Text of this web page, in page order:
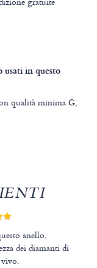
in questo
qualità minima G,
anello,
dei diamanti di